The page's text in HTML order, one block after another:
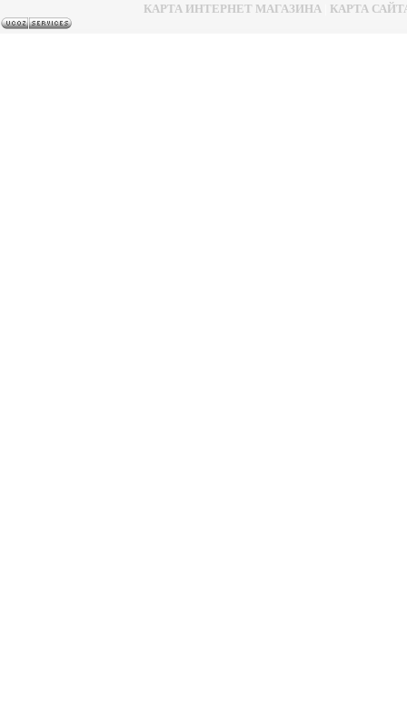
КАРТА ИНТЕРНЕТ МАГАЗИНА КАРТА
Задать вопрос